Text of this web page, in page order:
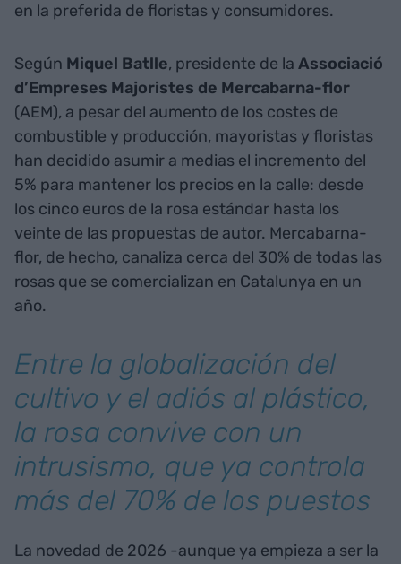
en la preferida de floristas y consumidores.
Según Miquel Batlle, presidente de la Associació
d’Empreses Majoristes de Mercabarna-flor
(AEM), a pesar del aumento de los costes de
combustible y producción, mayoristas y floristas
han decidido asumir a medias el incremento del
5% para mantener los precios en la calle: desde
los cinco euros de la rosa estándar hasta los
veinte de las propuestas de autor. Mercabarna-
flor, de hecho, canaliza cerca del 30% de todas las
rosas que se comercializan en Catalunya en un
año.
Entre la globalización del
cultivo y el adiós al plástico,
la rosa convive con un
intrusismo, que ya controla
más del 70% de los puestos
La novedad de 2026 -aunque ya empieza a ser la